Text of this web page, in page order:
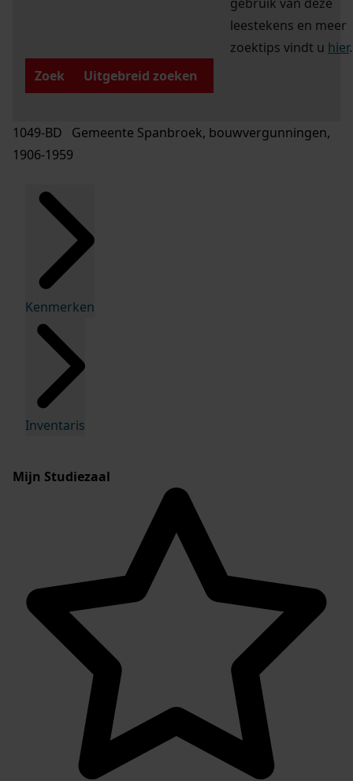
leestekens en meer
zoektips vindt u hier.
Zoek
Uitgebreid zoeken
1049-BD Gemeente Spanbroek, bouwvergunningen,
1906-1959
Kenmerken
Inventaris
Mijn Studiezaal